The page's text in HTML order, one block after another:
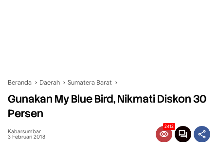
Beranda Daerah Sumatera Barat
Gunakan My Blue Bird, Nikmati Diskon 30
Persen
Kabarsumbar
3 Februari 2018
2412